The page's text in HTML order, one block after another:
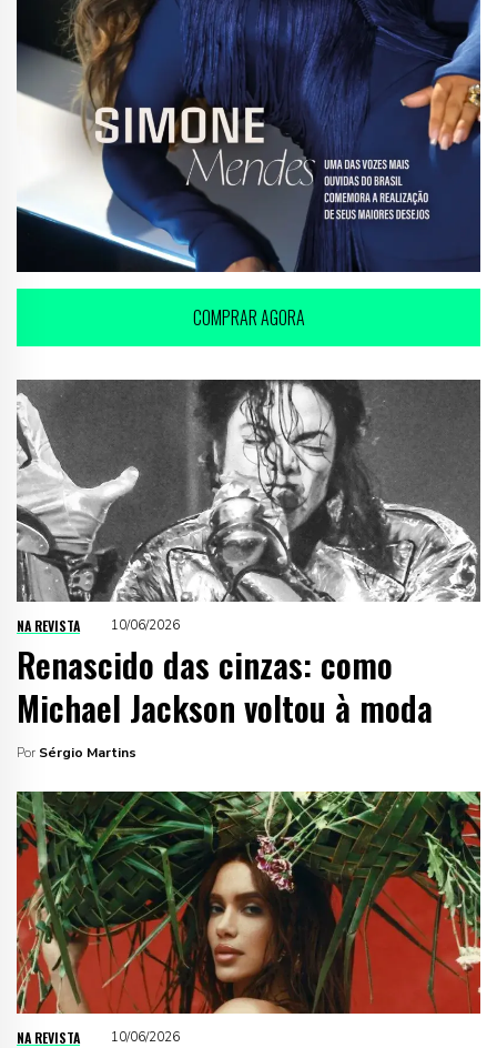
COMPRAR AGORA
NA REVISTA 10/06/2026
Renascido das cinzas: como
Michael Jackson voltou à moda
Por Sérgio Martins
NA REVISTA 10/06/2026